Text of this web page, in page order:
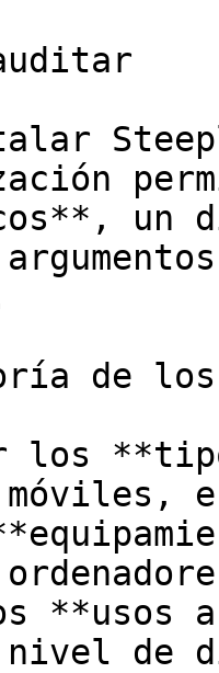
un
de los
**usos
de